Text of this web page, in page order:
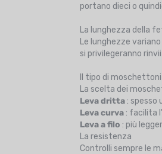
portano dieci o
La lunghezza della
Le lunghezze
si privilegeranno
Il tipo di moschettoni
La scelta dei
Leva dritta : spesso
Leva curva : facilita
Leva a filo : più
La resistenza
Controlli sempre le